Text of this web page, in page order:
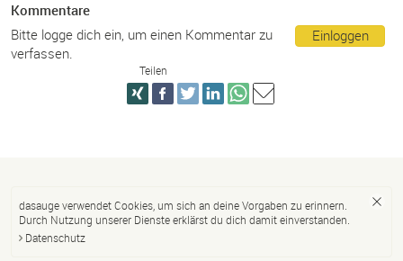
Kommentare
Einloggen
Bitte logge dich ein, um einen Kommentar zu
verfassen.
Teilen
dasauge verwendet Cookies, um sich an deine Vorgaben zu erinnern.
Durch Nutzung unserer Dienste erklärst du dich damit einverstanden.
Datenschutz